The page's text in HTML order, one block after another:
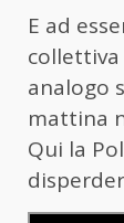
E ad
collettiva
analogo
mattina
Qui la